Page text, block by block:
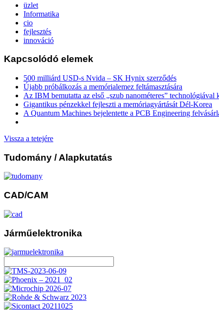
üzlet
Informatika
cio
fejlesztés
innováció
Kapcsolódó elemek
500 milliárd USD-s Nvida – SK Hynix szerződés
Újabb próbálkozás a memórialemez feltámasztására
Az IBM bemutatta az első „szub nanométeres” technológiával
Gigantikus pénzekkel fejleszti a memóriagyártását Dél-Korea
A Quantum Machines bejelentette a PCB Engineering
Vissza a tetejére
Tudomány / Alapkutatás
CAD/CAM
Járműelektronika